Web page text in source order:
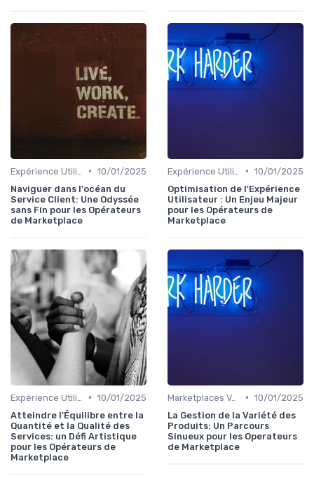
• 10/01/2025
Naviguer dans l'océan du
Service Client: Une Odyssée
sans Fin pour les Opérateurs
de Marketplace
• 10/01/2025
Optimisation de l'Expérience
Utilisateur : Un Enjeu Majeur
pour les Opérateurs de
Marketplace
• 10/01/2025
Atteindre l'Équilibre entre la
Quantité et la Qualité des
Services: un Défi Artistique
pour les Opérateurs de
Marketplace
Marketplaces Verticales • 10/01/2025
La Gestion de la Variété des
Produits: Un Parcours
Sinueux pour les Operateurs
de Marketplace